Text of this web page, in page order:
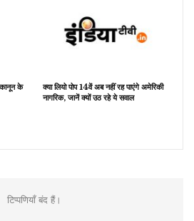
कानून के
क्या लियो पोप 14वें अब नहीं रह पाएंगे अमेरिकी
नागरिक, जानें क्यों उठ रहे ये सवाल
टिप्पणियाँ बंद हैं।